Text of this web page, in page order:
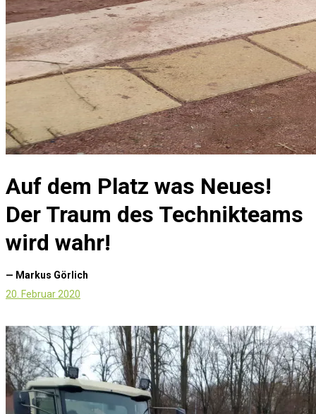
Auf dem Platz was Neues!
Der Traum des Technikteams
wird wahr!
— Markus Görlich
20. Februar 2020